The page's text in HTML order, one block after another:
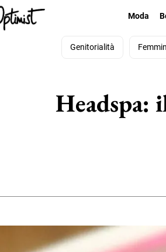
Moda
Genitorialità
Headspa: